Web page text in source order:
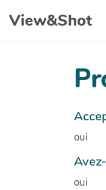
Aller au contenu
View&Shot
oui
oui